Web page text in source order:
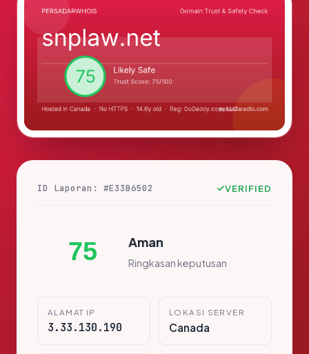
ID Laporan: #E33B6502 VERIFIED
75 Aman
Ringkasan keputusan
ALAMAT IP
3.33.130.190
LOKASI SERVER
Canada